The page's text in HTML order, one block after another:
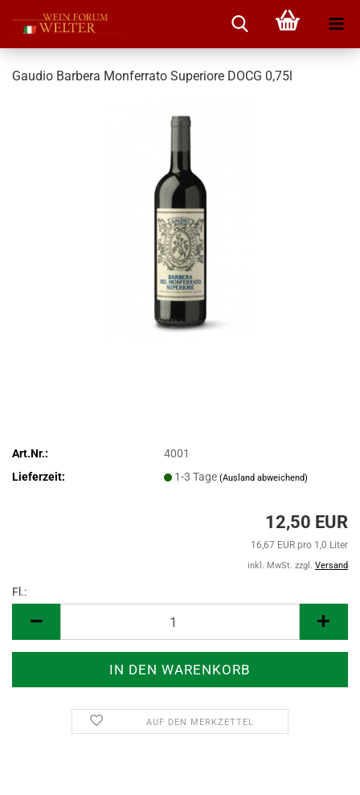
Gaudio Barbera Monferrato Superiore DOCG 0,75l
Art.Nr.:
4001
Lieferzeit:
1-3 Tage(Ausland abweichend)
12,50 EUR
16,67 EUR pro 1,0 Liter
inkl. MwSt. zzgl. Versand
Fl.:
AUF DEN MERKZETTEL